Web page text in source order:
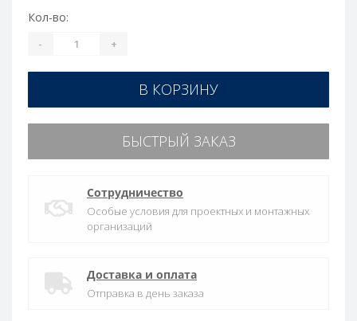
Кол-во:
- +
В КОРЗИНУ
БЫСТРЫЙ ЗАКАЗ
Сотрудничество
Особые условия для проектных и монтажных
организаций
Доставка и оплата
Отправка в день заказа